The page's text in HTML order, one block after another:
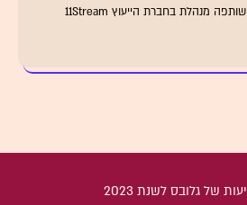
שותפה מנהלת בחברת הייעוץ 11Stream